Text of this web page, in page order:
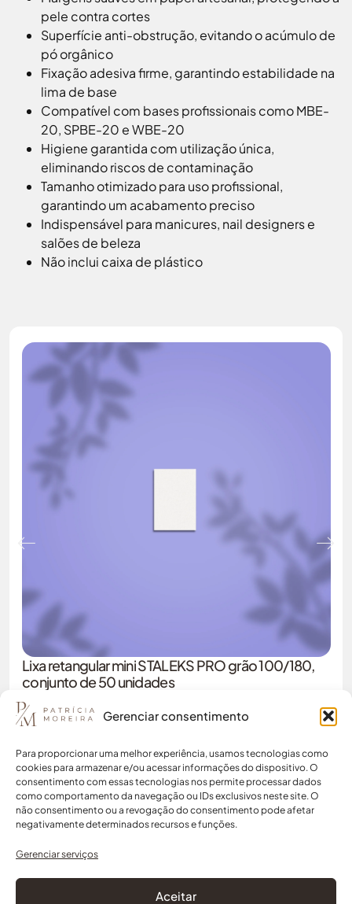
Gerenciar consentimento
Para proporcionar uma melhor experiência, usamos tecnologias como
cookies para armazenar e/ou acessar informações do dispositivo. O
consentimento com essas tecnologias nos permite processar dados
como comportamento da navegação ou IDs exclusivos neste site. O
não consentimento ou a revogação do consentimento pode afetar
negativamente determinados recursos e funções.
Gerenciar serviços
Aceitar
pele contra cortes
Superfície anti-obstrução, evitando o acúmulo de
pó orgânico
Fixação adesiva firme, garantindo estabilidade na
lima de base
Compatível com bases profissionaiscomo MBE-
20, SPBE-20 e WBE-20
Higiene garantida com utilização única,
eliminando riscos de contaminação
Tamanho otimizado para uso profissional,
garantindo um acabamento preciso
Indispensável para manicures, nail designers e
salões de beleza
Não inclui caixa de plástico
Lixa retangular mini STALEKS PRO grão 100/180,
conjunto de 50 unidades
2,89
Menu
Loja
Minha